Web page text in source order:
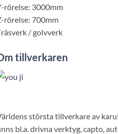
rörelse: 3000mm
rörelse: 700mm
/ golvverk
tillverkaren
största tillverkare av
bl.a. drivna verktyg, capto,